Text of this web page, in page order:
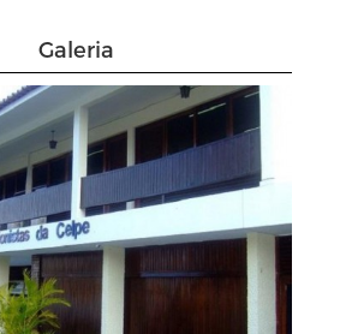
Galeria